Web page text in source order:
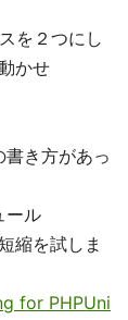
を２つにし
かせ
き方があっ
ール
縮を試しま
for PHPUni